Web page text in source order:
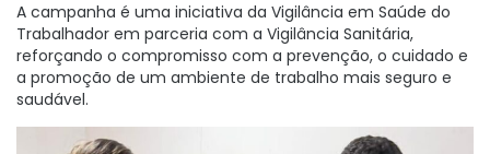
A campanha é uma iniciativa da Vigilância em Saúde do
Trabalhador em parceria com a Vigilância Sanitária,
reforçando o compromisso com a prevenção, o cuidado e
a promoção de um ambiente de trabalho mais seguro e
saudável.